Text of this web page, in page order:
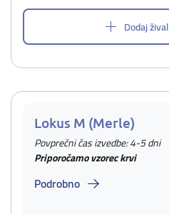
Dodaj žival
Lokus M (Merle)
Povprečni čas izvedbe: 4-5 dni
Priporočamo vzorec krvi
Podrobno